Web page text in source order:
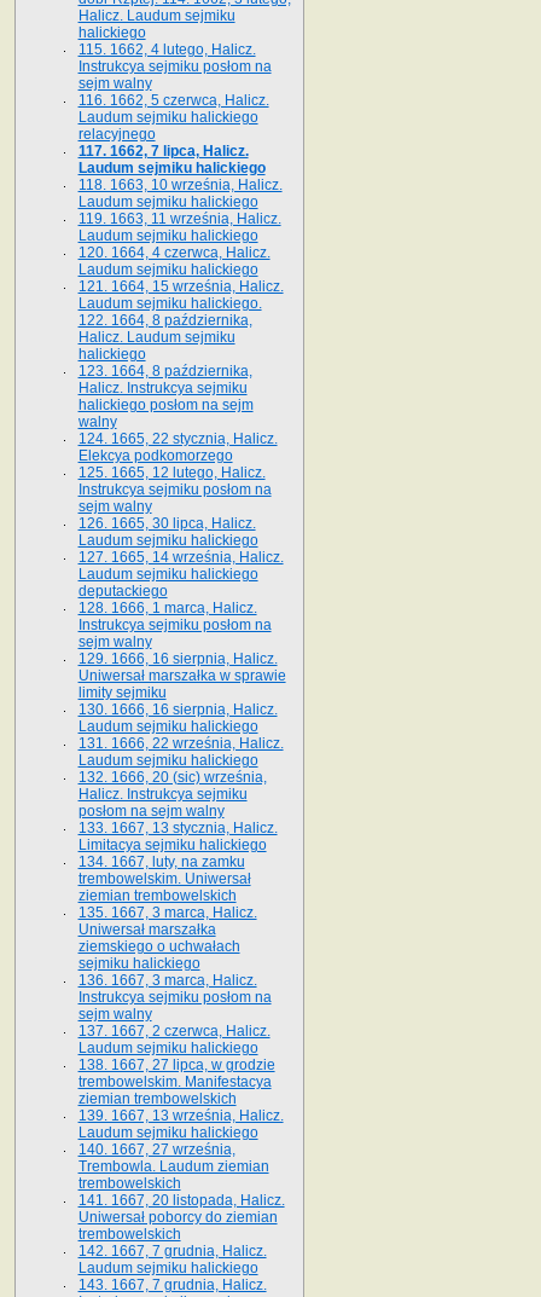
Halicz. Laudum sejmiku
halickiego
115. 1662, 4 lutego, Halicz.
Instrukcya sejmiku posłom na
sejm walny
116. 1662, 5 czerwca, Halicz.
Laudum sejmiku halickiego
relacyjnego
117. 1662, 7 lipca, Halicz.
Laudum sejmiku halickiego
118. 1663, 10 września, Halicz.
Laudum sejmiku halickiego
119. 1663, 11 września, Halicz.
Laudum sejmiku halickiego
120. 1664, 4 czerwca, Halicz.
Laudum sejmiku halickiego
121. 1664, 15 września, Halicz.
Laudum sejmiku halickiego.
122. 1664, 8 października,
Halicz. Laudum sejmiku
halickiego
123. 1664, 8 października,
Halicz. Instrukcya sejmiku
halickiego posłom na sejm
walny
124. 1665, 22 stycznia, Halicz.
Elekcya podkomorzego
125. 1665, 12 lutego, Halicz.
Instrukcya sejmiku posłom na
sejm walny
126. 1665, 30 lipca, Halicz.
Laudum sejmiku halickiego
127. 1665, 14 września, Halicz.
Laudum sejmiku halickiego
deputackiego
128. 1666, 1 marca, Halicz.
Instrukcya sejmiku posłom na
sejm walny
129. 1666, 16 sierpnia, Halicz.
Uniwersał marszałka w sprawie
limity sejmiku
130. 1666, 16 sierpnia, Halicz.
Laudum sejmiku halickiego
131. 1666, 22 września, Halicz.
Laudum sejmiku halickiego
132. 1666, 20 (sic) września,
Halicz. Instrukcya sejmiku
posłom na sejm walny
133. 1667, 13 stycznia, Halicz.
Limitacya sejmiku halickiego
134. 1667, luty, na zamku
trembowelskim. Uniwersał
ziemian trembowelskich
135. 1667, 3 marca, Halicz.
Uniwersał marszałka
ziemskiego o uchwałach
sejmiku halickiego
136. 1667, 3 marca, Halicz.
Instrukcya sejmiku posłom na
sejm walny
137. 1667, 2 czerwca, Halicz.
Laudum sejmiku halickiego
138. 1667, 27 lipca, w grodzie
trembowelskim. Manifestacya
ziemian trembowelskich
139. 1667, 13 września, Halicz.
Laudum sejmiku halickiego
140. 1667, 27 września,
Trembowla. Laudum ziemian
trembowelskich
141. 1667, 20 listopada, Halicz.
Uniwersał poborcy do ziemian
trembowelskich
142. 1667, 7 grudnia, Halicz.
Laudum sejmiku halickiego
143. 1667, 7 grudnia, Halicz.